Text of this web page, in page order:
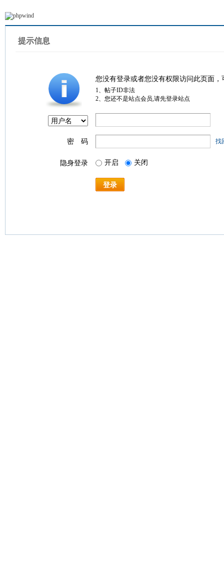
提示信息
您没有登录或者您没有权限访问此页面
1、帖子ID非法
2、您还不是站点会员,请先登录站点
密 码 找
隐身登录 开启 关闭
登录